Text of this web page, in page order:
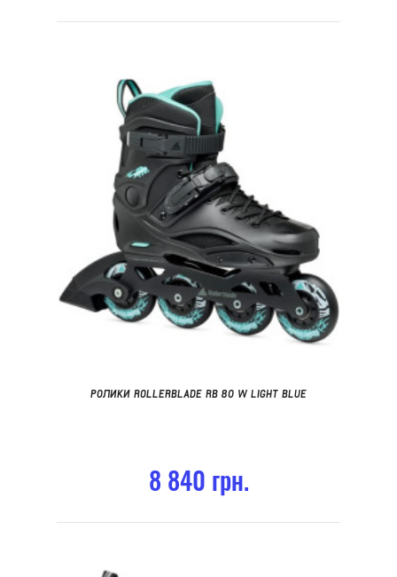
РОЛИКИ ROLLERBLADE RB 80 W LIGHT BLUE
8 840 грн.